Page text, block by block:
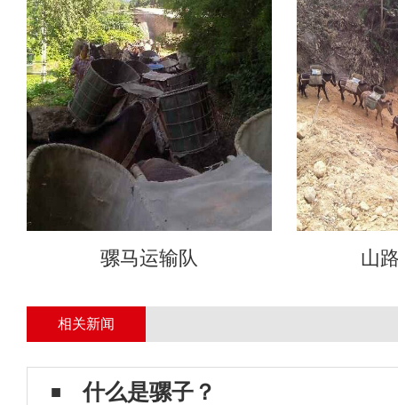
骡马运输队 山
相关新闻
什么是骡子？